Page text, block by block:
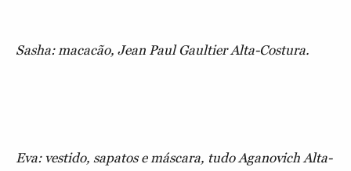
Sasha: macacão, Jean Paul Gaultier Alta-Costura.
Eva: vestido, sapatos e máscara, tudo Aganovich Alta-